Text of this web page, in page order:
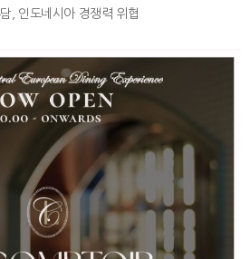
, 인도네시아 경쟁력 위협